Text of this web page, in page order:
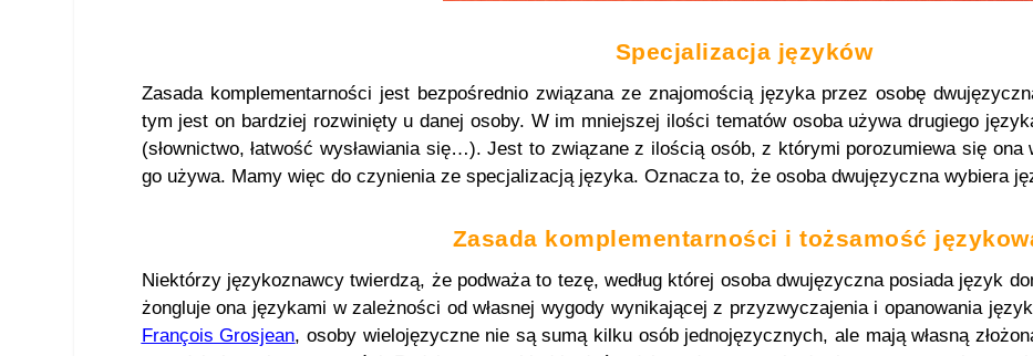
Specjalizacja języków
Zasada komplementarności jest bezpośrednio związana ze znajomością języka przez osobę
tym jest on bardziej rozwinięty u danej osoby. W im mniejszej ilości tematów osoba używa drugiego
(słownictwo, łatwość wysławiania się…). Jest to związane z ilością osób, z którymi porozumiewa się
go używa. Mamy więc do czynienia ze specjalizacją języka. Oznacza to, że osoba dwujęzyczna wybiera
Zasada komplementarności i tożsamość
Niektórzy językoznawcy twierdzą, że podważa to tezę, według której osoba dwujęzyczna posiada język
żongluje ona językami w zależności od własnej wygody wynikającej z przyzwyczajenia i opanowania
François Grosjean, osoby wielojęzyczne nie są sumą kilku osób jednojęzycznych, ale mają własną